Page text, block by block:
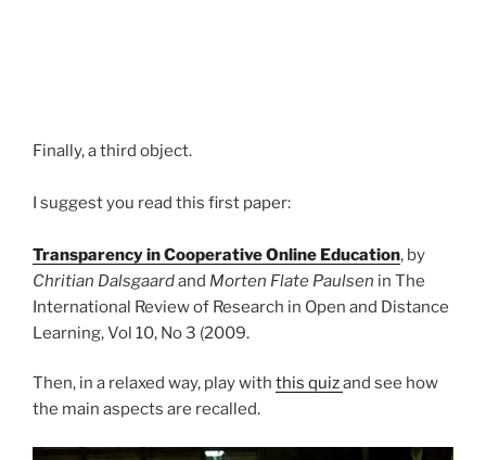
Finally, a third object.
I suggest you read this first paper:
Transparency in Cooperative Online Education, by
Chritian Dalsgaardand Morten Flate Paulsen in The
International Review of Research in Open and Distance
Learning, Vol 10, No 3 (2009.
Then, in a relaxed way, play with this quizand see how
the main aspects are recalled.